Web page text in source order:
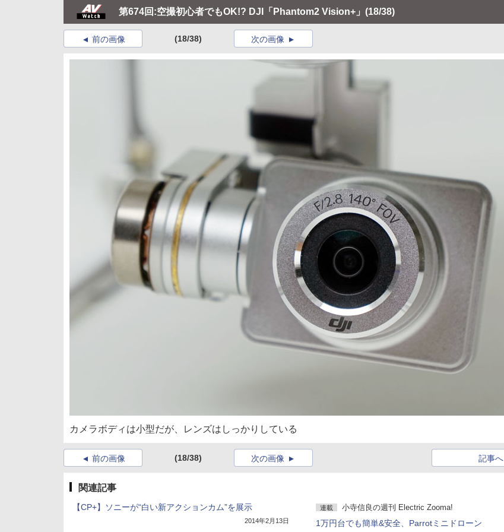
第674回:空撮初心者でもOK!? DJI「Phantom2 Vision+」 (18/38)
前の画像 (18/38) 次の画像
カメラボディは小型だが、レンズはしっかりしている
前の画像 (18/38) 記事へ
次の画像
関連記事
【CP+】ソニーが“白い新アクションカム”を展示
2014年2月13日
連載 小寺信良の週刊 Electric Zooma!
1万円台でも簡単&安全、Parrotミニドローン